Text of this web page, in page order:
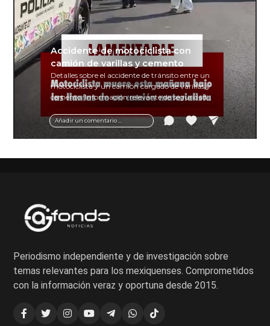
Añadir un comentario ...
Accidente de motociclista con
camión de varillas y cemento
Detalles sobre el accidente de tránsito entre un
motociclista y un camión cargado de varillas y
cemento. Información relevante de seguridad
vial y recomendaciones para motociclistas.
Periodismo independiente y de investigación sobre
temas relevantes para los mexiquenses. Comprometidos
con la información veraz y oportuna desde 2015.